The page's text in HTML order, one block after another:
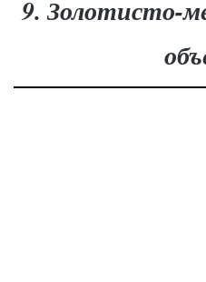
9. Золотисто-